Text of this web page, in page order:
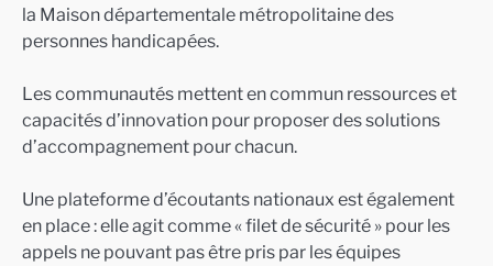
la Maison départementale métropolitaine des
personnes handicapées.
Les communautés mettent en commun ressources et
capacités d’innovation pour proposer des solutions
d’accompagnement pour chacun.
Une plateforme d’écoutants nationaux est également
en place : elle agit comme « filet de sécurité » pour les
appels ne pouvant pas être pris par les équipes